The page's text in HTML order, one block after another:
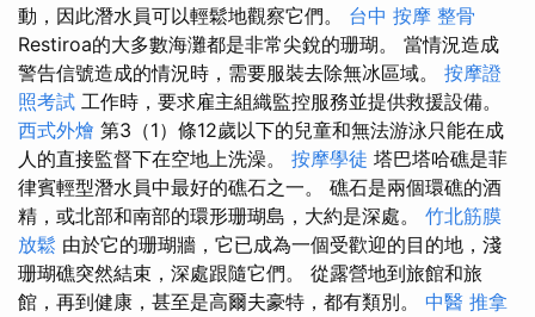
動，因此潛水員可以輕鬆地觀察它們。 台中 按摩 整骨
Restiroa的大多數海灘都是非常尖銳的珊瑚。 當情況造成
警告信號造成的情況時，需要服裝去除無冰區域。 按摩證
照考試 工作時，要求雇主組織監控服務並提供救援設備。
西式外燴 第3（1）條12歲以下的兒童和無法游泳只能在成
人的直接監督下在空地上洗澡。 按摩學徒 塔巴塔哈礁是菲
律賓輕型潛水員中最好的礁石之一。 礁石是兩個環礁的酒
精，或北部和南部的環形珊瑚島，大約是深處。 竹北筋膜
放鬆 由於它的珊瑚牆，它已成為一個受歡迎的目的地，淺
珊瑚礁突然結束，深處跟隨它們。 從露營地到旅館和旅
館，再到健康，甚至是高爾夫豪特，都有類別。 中醫 推拿